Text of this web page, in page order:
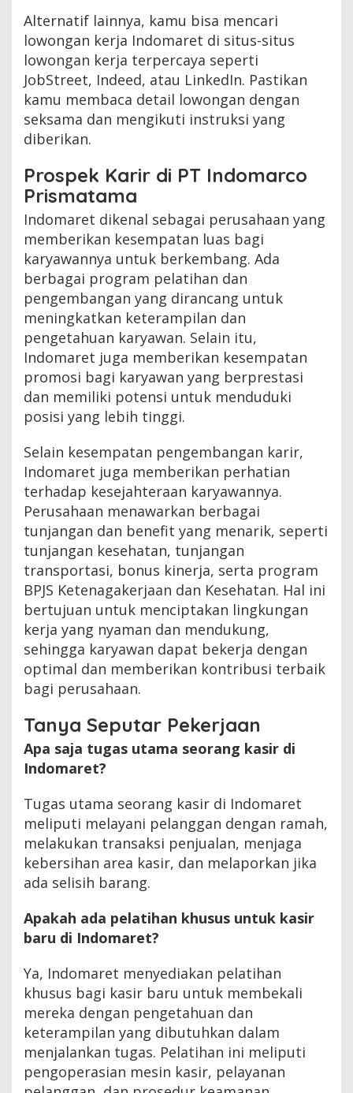
Alternatif lainnya, kamu bisa mencari
lowongan kerja Indomaret di situs-situs
lowongan kerja terpercaya seperti
JobStreet, Indeed, atau LinkedIn. Pastikan
kamu membaca detail lowongan dengan
seksama dan mengikuti instruksi yang
diberikan.
Prospek Karir di PT Indomarco
Prismatama
Indomaret dikenal sebagai perusahaan yang
memberikan kesempatan luas bagi
karyawannya untuk berkembang. Ada
berbagai program pelatihan dan
pengembangan yang dirancang untuk
meningkatkan keterampilan dan
pengetahuan karyawan. Selain itu,
Indomaret juga memberikan kesempatan
promosi bagi karyawan yang berprestasi
dan memiliki potensi untuk menduduki
posisi yang lebih tinggi.
Selain kesempatan pengembangan karir,
Indomaret juga memberikan perhatian
terhadap kesejahteraan karyawannya.
Perusahaan menawarkan berbagai
tunjangan dan benefit yang menarik, seperti
tunjangan kesehatan, tunjangan
transportasi, bonus kinerja, serta program
BPJS Ketenagakerjaan dan Kesehatan. Hal ini
bertujuan untuk menciptakan lingkungan
kerja yang nyaman dan mendukung,
sehingga karyawan dapat bekerja dengan
optimal dan memberikan kontribusi terbaik
bagi perusahaan.
Tanya Seputar Pekerjaan
Apa saja tugas utama seorang kasir di
Indomaret?
Tugas utama seorang kasir di Indomaret
meliputi melayani pelanggan dengan ramah,
melakukan transaksi penjualan, menjaga
kebersihan area kasir, dan melaporkan jika
ada selisih barang.
Apakah ada pelatihan khusus untuk kasir
baru di Indomaret?
Ya, Indomaret menyediakan pelatihan
khusus bagi kasir baru untuk membekali
mereka dengan pengetahuan dan
keterampilan yang dibutuhkan dalam
menjalankan tugas. Pelatihan ini meliputi
pengoperasian mesin kasir, pelayanan